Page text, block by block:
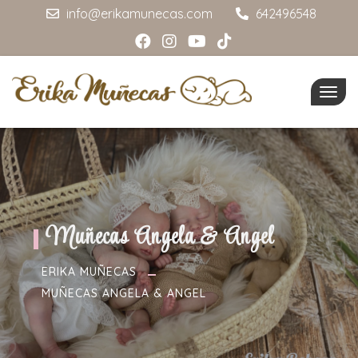
info@erikamunecas.com 642496548
Muñecas Angela & Angel
ERIKA MUÑECAS
MUÑECAS ANGELA & ANGEL